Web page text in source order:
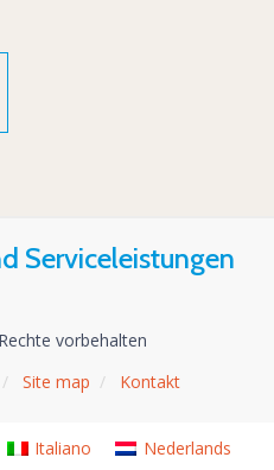
Serviceleistungen
vorbehalten
/ Site map / Kontakt
Italiano
Nederlands